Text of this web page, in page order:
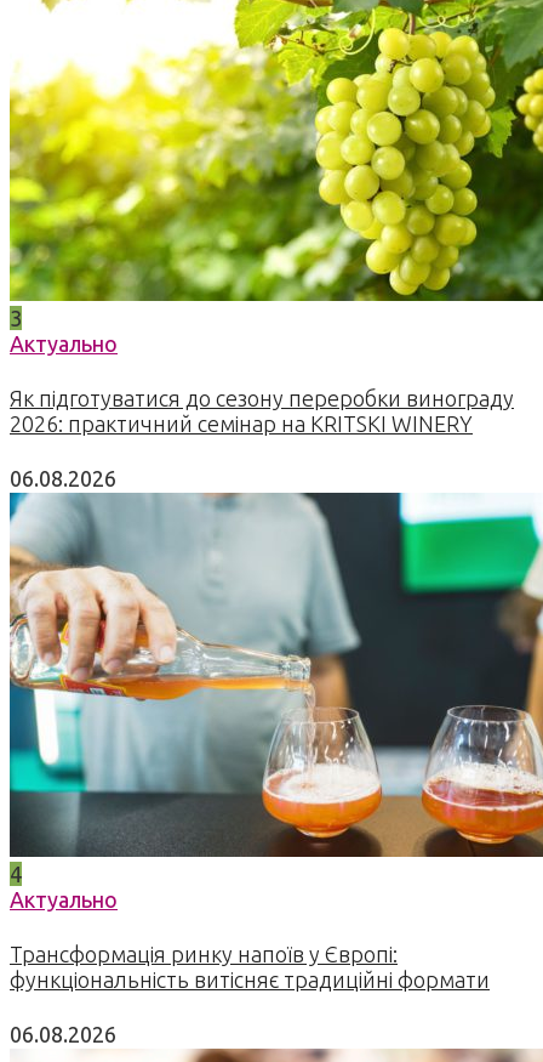
3
Актуально
Як підготуватися до сезону переробки винограду
2026: практичний семінар на KRITSKI WINERY
06.08.2026
4
Актуально
Трансформація ринку напоїв у Європі:
функціональність витісняє традиційні формати
06.08.2026